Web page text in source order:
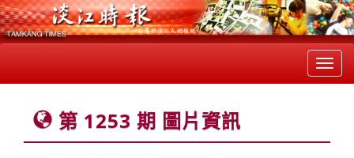
第 1253 期 圖片資訊